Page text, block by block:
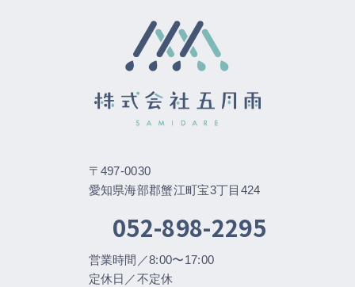
〒497-0030
愛知県海部郡蟹江町宝3丁目424
052-898-2295
営業時間／8:00〜17:00
定休日／不定休